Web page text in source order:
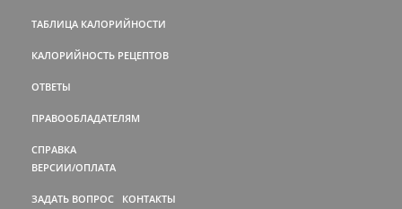
ТАБЛИЦА КАЛОРИЙНОСТИ
КАЛОРИЙНОСТЬ РЕЦЕПТОВ
ОТВЕТЫ
ПРАВООБЛАДАТЕЛЯМ
СПРАВКА
ВЕРСИИ/ОПЛАТА
ЗАДАТЬ ВОПРОС КОНТАКТЫ